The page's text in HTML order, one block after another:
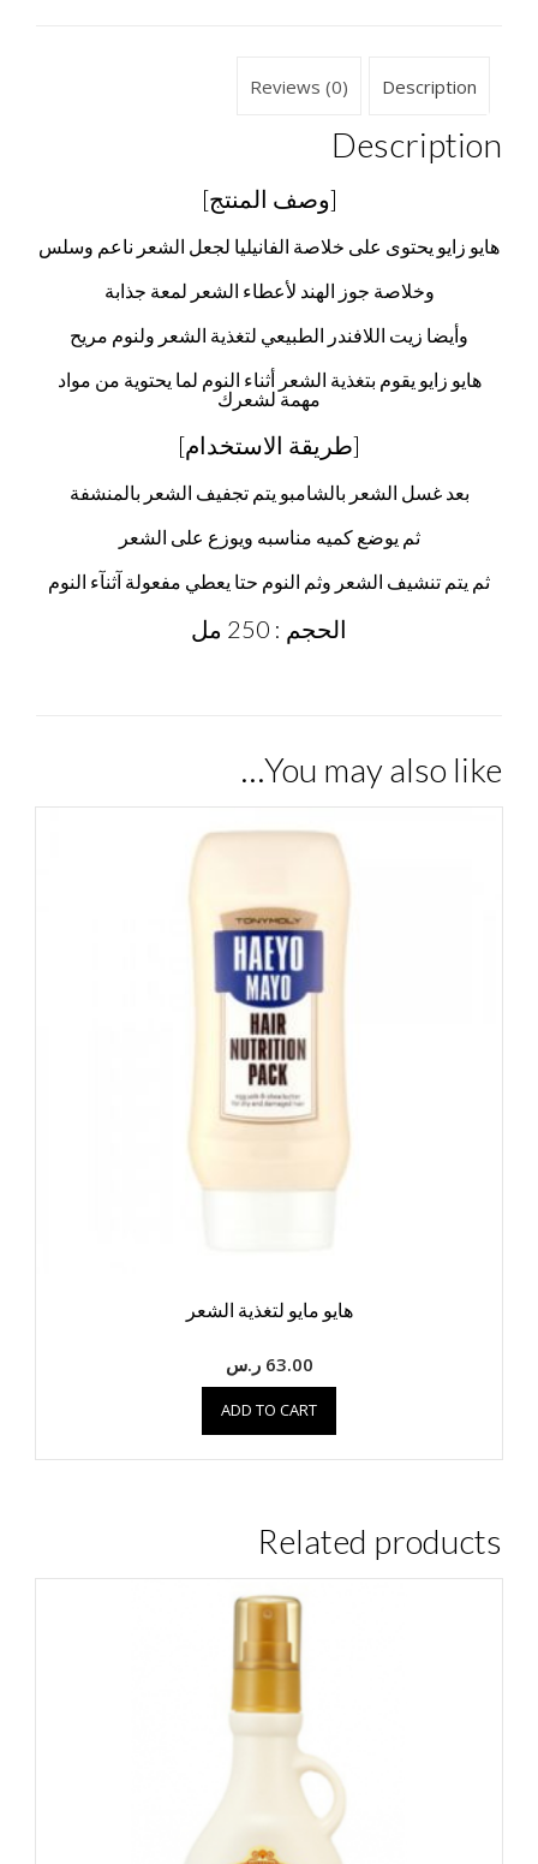
Description
Reviews (0)
Description
[وصف المنتج]
هايو زايو يحتوى على خلاصة الفانيليا لجعل الشعر ناعم وسلس
وخلاصة جوز الهند لأعطاء الشعر لمعة جذابة
وأيضا زيت اللافندر الطبيعي لتغذية الشعر ولنوم مريح
هايو زايو يقوم بتغذية الشعر أثناء النوم لما يحتوية من مواد
مهمة لشعرك
[طريقة الاستخدام]
بعد غسل الشعر بالشامبو يتم تجفيف الشعر بالمنشفة
ثم يوضع كميه مناسبه ويوزع على الشعر
ثم يتم تنشيف الشعر وثم النوم حتا يعطي مفعولة آثنآء النوم
الحجم : 250 مل
You may also like…
هايو مايو لتغذية الشعر
63.00 ر.س
ADD TO CART
Related products